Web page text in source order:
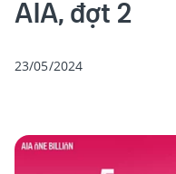
AIA, đợt 2
23/05/2024